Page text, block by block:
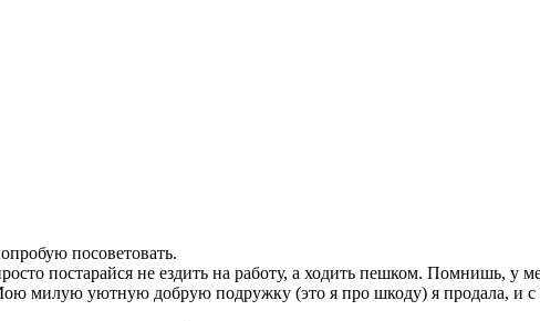
посоветовать.
постарайся не ездить на работу, а ходить пешком. Помнишь, у
милую уютную добрую подружку (это я про шкоду) я продала, и с